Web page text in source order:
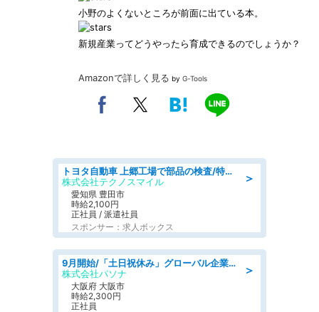
小野のよくないところが前面に出ている本。
新規産業ってどうやったら育成できるのでしょうか？
Amazonで詳しく見る by G-Tools
＞
トヨタ自動車 上郷工場で部品の検査/特典168万/tutumi
株式会社テクノスマイル
愛知県 豊田市
時給2,100円
正社員 / 派遣社員
スポンサー：求人ボックス
＞
9月開始/「土日祝休み」グローバル企業での産業保健のお仕事/保健師/高時給/残業なし/服装自由
株式会社パソナ
大阪府 大阪市
時給2,300円
正社員